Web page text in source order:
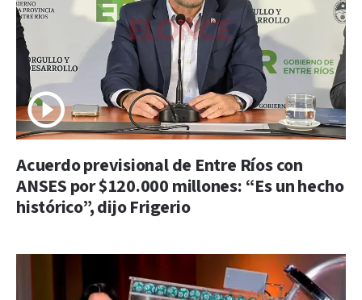
Acuerdo previsional de Entre Ríos con
ANSES por $120.000 millones: “Es un hecho
histórico”, dijo Frigerio